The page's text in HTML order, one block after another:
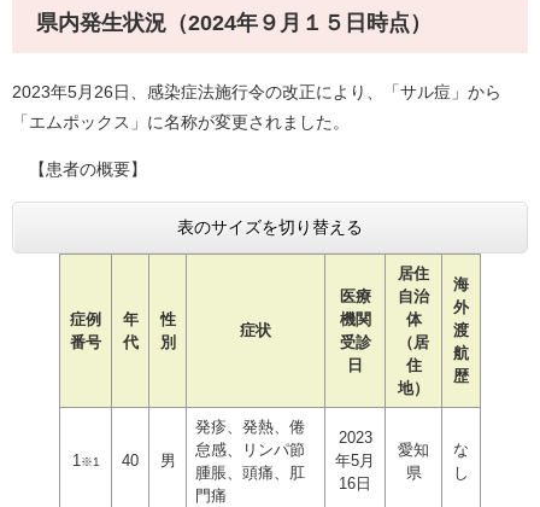
県内発生状況（2024年９月１５日時点）
2023年5月26日、感染症法施行令の改正により、「サル痘」から
「エムポックス」に名称が変更されました。
【患者の概要】
表のサイズを切り替える
症例
番号
年
代
性
別
症状
医療
機関
受診
日
居住
自治
体
（居
住
地）
海
外
渡
航
歴
1※1 40 男
発疹、発熱、倦
怠感、リンパ節
腫脹、頭痛、肛
門痛
2023
年5月
16日
愛知
県
な
し